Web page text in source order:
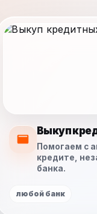
Выкуп
Помогаем с
кредите,
банка.
любой банк